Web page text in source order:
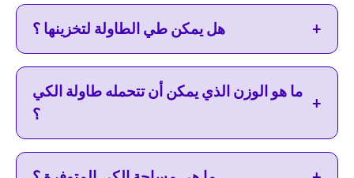
هل يمكن طي الطاولة لتخزينها ؟ +
ما هو الوزن الذي يمكن أن تتحمله طاولة الكي
؟
+